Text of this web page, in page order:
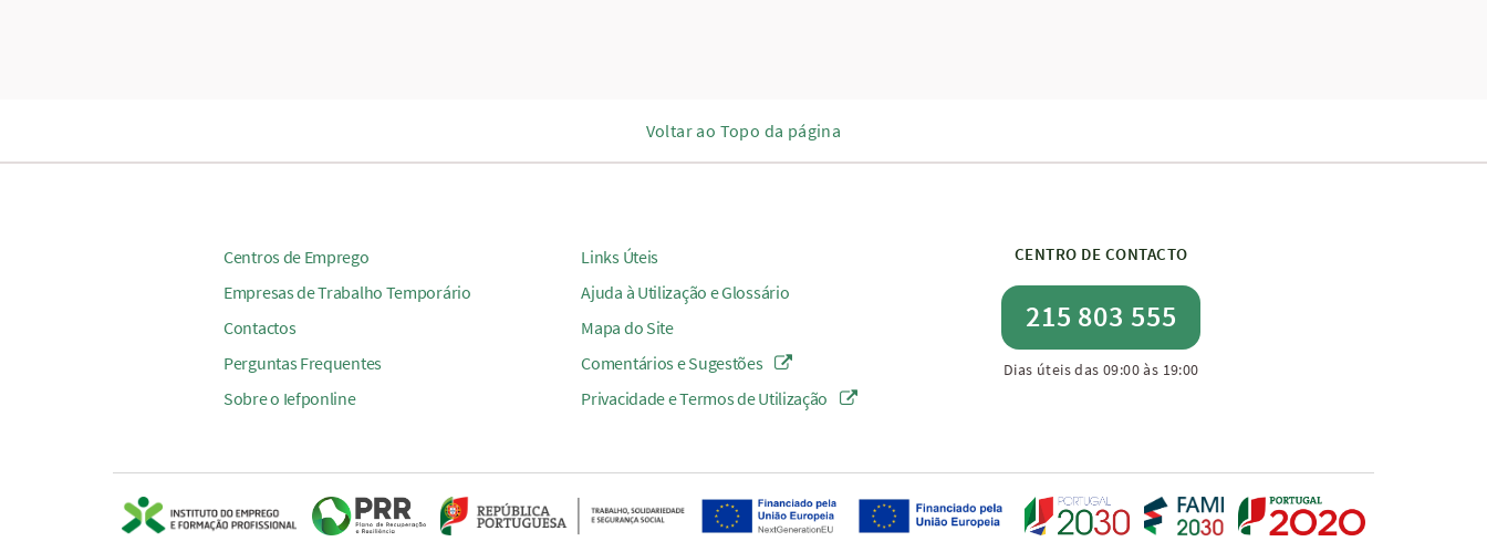
Voltar ao Topo da página
Centros de Emprego
Empresas de Trabalho Temporário
Contactos
Perguntas Frequentes
Sobre o Iefponline
Links Úteis
Ajuda à Utilização e Glossário
Mapa do Site
Comentários e Sugestões
Privacidade e Termos de Utilização
CENTRO DE CONTACTO
215 803 555
Dias úteis das 09:00 às 19:00